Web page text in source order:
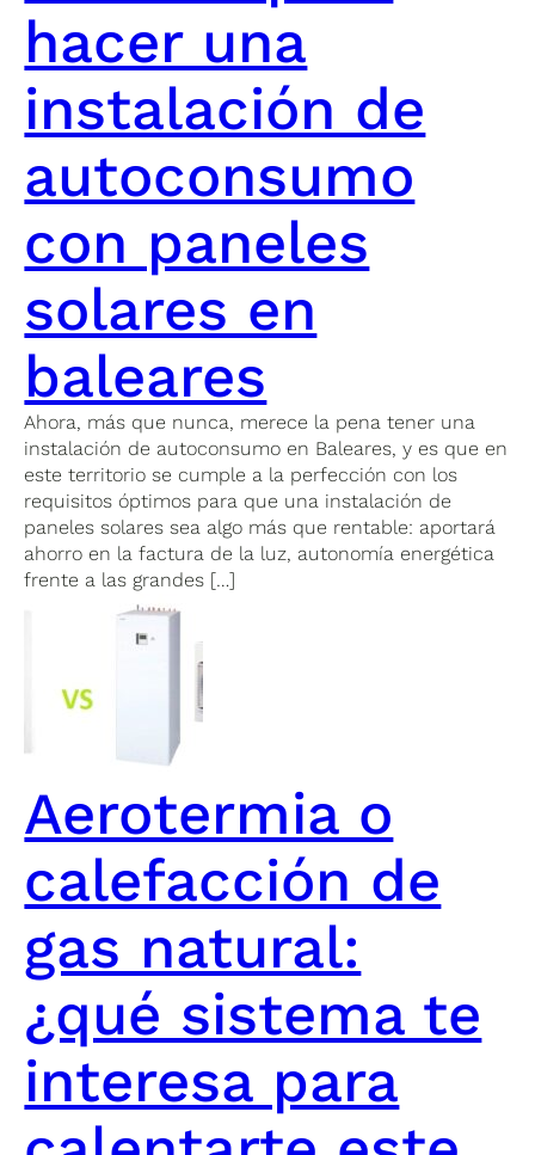
hacer una
instalación de
autoconsumo
con paneles
solares en
baleares
Ahora, más que nunca, merece la pena tener una
instalación de autoconsumo en Baleares, y es que en
este territorio se cumple a la perfección con los
requisitos óptimos para que una instalación de
paneles solares sea algo más que rentable: aportará
ahorro en la factura de la luz, autonomía energética
frente a las grandes […]
Aerotermia o
calefacción de
gas natural:
¿qué sistema te
interesa para